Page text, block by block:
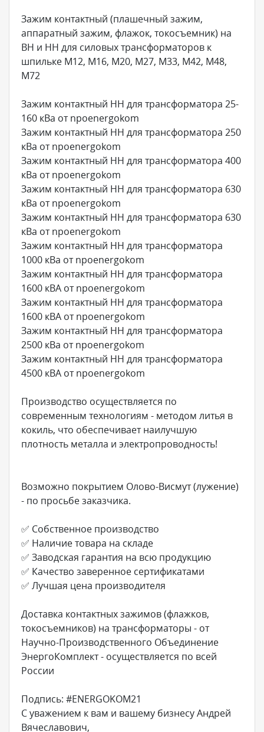
Зажим контактный (плашечный зажим,
аппаратный зажим, флажок, токосъемник) на
ВН и НН для силовых трансформаторов к
шпильке М12, М16, М20, М27, М33, М42, М48,
М72
Зажим контактный НН для трансформатора 25-
160 кВа от npoenergokom
Зажим контактный НН для трансформатора 250
кВа от npoenergokom
Зажим контактный НН для трансформатора 400
кВа от npoenergokom
Зажим контактный НН для трансформатора 630
кВа от npoenergokom
Зажим контактный НН для трансформатора 630
кВа от npoenergokom
Зажим контактный НН для трансформатора
1000 кВа от npoenergokom
Зажим контактный НН для трансформатора
1600 кВА от npoenergokom
Зажим контактный НН для трансформатора
1600 кВА от npoenergokom
Зажим контактный НН для трансформатора
2500 кВа от npoenergokom
Зажим контактный НН для трансформатора
4500 кВА от npoenergokom
Производство осуществляется по
современным технологиям - методом литья в
кокиль, что обеспечивает наилучшую
плотность металла и электропроводность!
Возможно покрытием Олово-Висмут (лужение)
- по просьбе заказчика.
✅ Собственное производство
✅ Наличие товара на складе
✅ Заводская гарантия на всю продукцию
✅ Качество заверенное сертификатами
✅ Лучшая цена производителя
Доставка контактных зажимов (флажков,
токосъемников) на трансформаторы - от
Научно-Производственного Объединение
ЭнергоКомплект - осуществляется по всей
России
Подпись: #ENERGOKOM21
С уважением к вам и вашему бизнесу Андрей
Вячеславович,